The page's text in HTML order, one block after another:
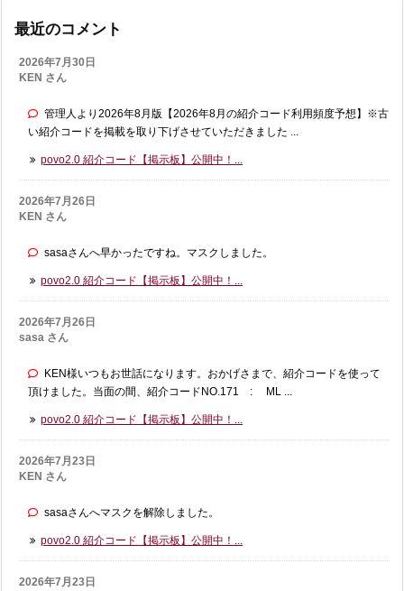
最近のコメント
2026年7月30日
KEN さん
管理人より2026年8月版【2026年8月の紹介コード利用頻度予想】※古
い紹介コードを掲載を取り下げさせていただきました ...
povo2.0 紹介コード【掲示板】公開中！...
2026年7月26日
KEN さん
sasaさんへ早かったですね。マスクしました。
povo2.0 紹介コード【掲示板】公開中！...
2026年7月26日
sasa さん
KEN様いつもお世話になります。おかげさまで、紹介コードを使って
頂けました。当面の間、紹介コードNO.171 : ML ...
povo2.0 紹介コード【掲示板】公開中！...
2026年7月23日
KEN さん
sasaさんへマスクを解除しました。
povo2.0 紹介コード【掲示板】公開中！...
2026年7月23日